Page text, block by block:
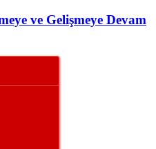
ve Gelişmeye Devam